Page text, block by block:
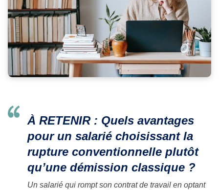
À RETENIR : Quels avantages
pour un salarié choisissant la
rupture conventionnelle plutôt
qu’une démission classique ?
Un salarié qui rompt son contrat de travail en optant